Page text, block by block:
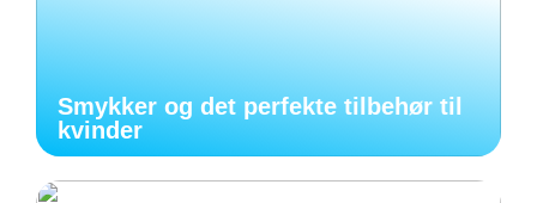
Smykker og det perfekte tilbehør til
kvinder